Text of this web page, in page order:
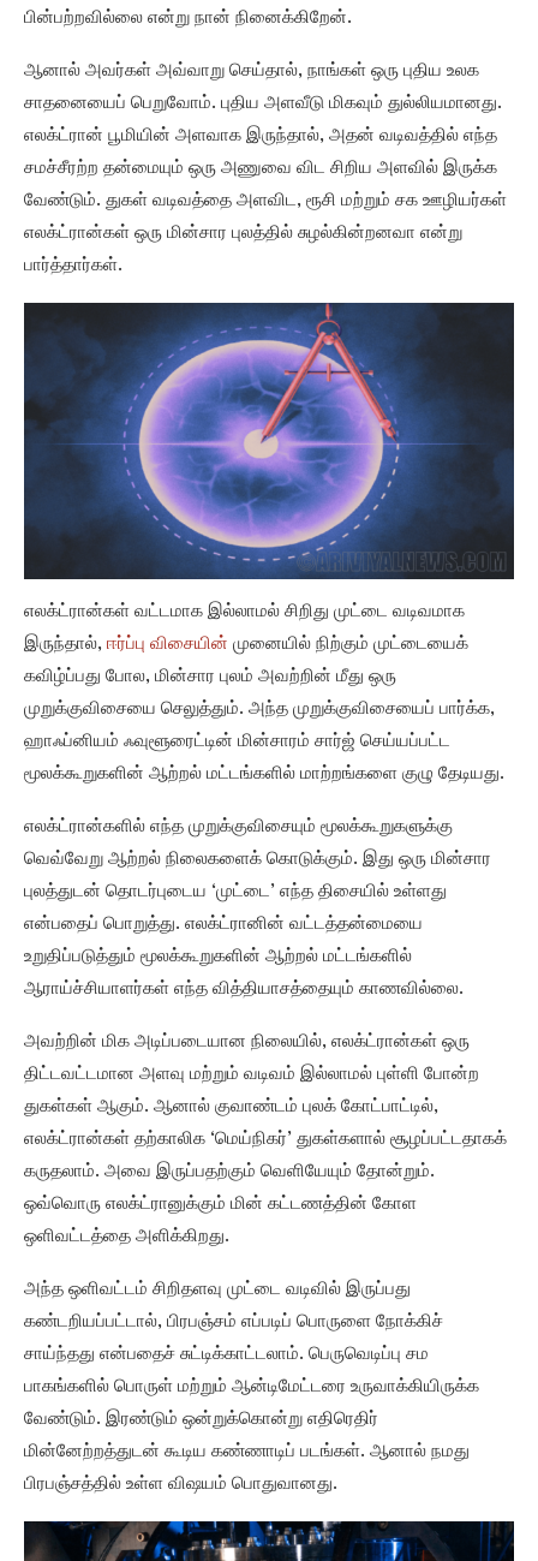
பின்பற்றவில்லை என்று நான் நினைக்கிறேன்.
ஆனால் அவர்கள் அவ்வாறு செய்தால், நாங்கள் ஒரு புதிய உலக
சாதனையைப் பெறுவோம். புதிய அளவீடு மிகவும் துல்லியமானது.
எலக்ட்ரான் பூமியின் அளவாக இருந்தால், அதன் வடிவத்தில் எந்த
சமச்சீரற்ற தன்மையும் ஒரு அணுவை விட சிறிய அளவில் இருக்க
வேண்டும். துகள் வடிவத்தை அளவிட, ரூசி மற்றும் சக ஊழியர்கள்
எலக்ட்ரான்கள் ஒரு மின்சார புலத்தில் சுழல்கின்றனவா என்று
பார்த்தார்கள்.
எலக்ட்ரான்கள் வட்டமாக இல்லாமல் சிறிது முட்டை வடிவமாக
இருந்தால், ஈர்ப்பு விசையின் முனையில் நிற்கும் முட்டையைக்
கவிழ்ப்பது போல, மின்சார புலம் அவற்றின் மீது ஒரு
முறுக்குவிசையை செலுத்தும். அந்த முறுக்குவிசையைப் பார்க்க,
ஹாஃப்னியம் ஃவுளூரைட்டின் மின்சாரம் சார்ஜ் செய்யப்பட்ட
மூலக்கூறுகளின் ஆற்றல் மட்டங்களில் மாற்றங்களை குழு தேடியது.
எலக்ட்ரான்களில் எந்த முறுக்குவிசையும் மூலக்கூறுகளுக்கு
வெவ்வேறு ஆற்றல் நிலைகளைக் கொடுக்கும். இது ஒரு மின்சார
புலத்துடன் தொடர்புடைய ‘முட்டை’ எந்த திசையில் உள்ளது
என்பதைப் பொறுத்து. எலக்ட்ரானின் வட்டத்தன்மையை
உறுதிப்படுத்தும் மூலக்கூறுகளின் ஆற்றல் மட்டங்களில்
ஆராய்ச்சியாளர்கள் எந்த வித்தியாசத்தையும் காணவில்லை.
அவற்றின் மிக அடிப்படையான நிலையில், எலக்ட்ரான்கள் ஒரு
திட்டவட்டமான அளவு மற்றும் வடிவம் இல்லாமல் புள்ளி போன்ற
துகள்கள் ஆகும். ஆனால் குவாண்டம் புலக் கோட்பாட்டில்,
எலக்ட்ரான்கள் தற்காலிக ‘மெய்நிகர்’ துகள்களால் சூழப்பட்டதாகக்
கருதலாம். அவை இருப்பதற்கும் வெளியேயும் தோன்றும்.
ஒவ்வொரு எலக்ட்ரானுக்கும் மின் கட்டணத்தின் கோள
ஒளிவட்டத்தை அளிக்கிறது.
அந்த ஒளிவட்டம் சிறிதளவு முட்டை வடிவில் இருப்பது
கண்டறியப்பட்டால், பிரபஞ்சம் எப்படிப் பொருளை நோக்கிச்
சாய்ந்தது என்பதைச் சுட்டிக்காட்டலாம். பெருவெடிப்பு சம
பாகங்களில் பொருள் மற்றும் ஆன்டிமேட்டரை உருவாக்கியிருக்க
வேண்டும். இரண்டும் ஒன்றுக்கொன்று எதிரெதிர்
மின்னேற்றத்துடன் கூடிய கண்ணாடிப் படங்கள். ஆனால் நமது
பிரபஞ்சத்தில் உள்ள விஷயம் பொதுவானது.